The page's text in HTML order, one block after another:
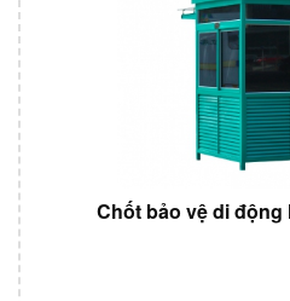
Chốt bảo vệ di động